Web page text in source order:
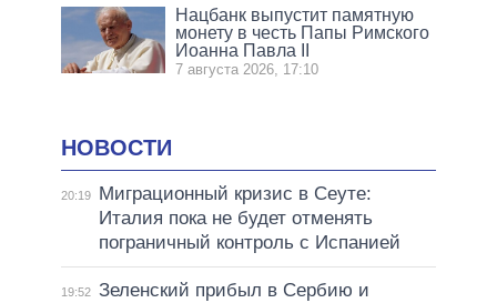
Нацбанк выпустит памятную
монету в честь Папы Римского
Иоанна Павла II
7 августа 2026, 17:10
НОВОСТИ
20:19
Миграционный кризис в Сеуте:
Италия пока не будет отменять
пограничный контроль с Испанией
19:52 Зеленский прибыл в Сербию и